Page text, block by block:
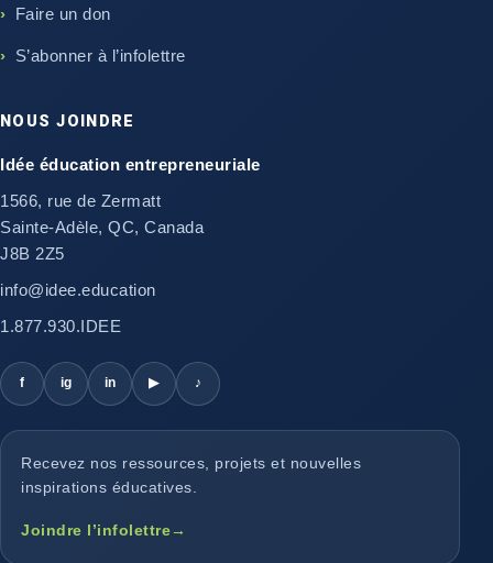
Faire un don
S’abonner à l’infolettre
NOUS JOINDRE
Idée éducation entrepreneuriale
1566, rue de Zermatt
Sainte-Adèle, QC, Canada
J8B 2Z5
info@idee.education
1.877.930.IDEE
f ig in ▶ ♪
Recevez nos ressources, projets et nouvelles
inspirations éducatives.
Joindre l’infolettre→